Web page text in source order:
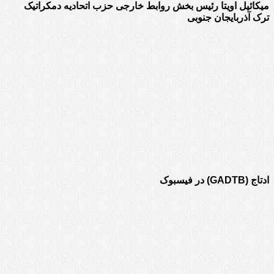
میکائیل اویتا رئیس بخش روابط خارجی حزب اتحادیه دمکراتیک
ترک آذربایجان جنوبی
ادتاج (GADTB) در فیسبوک